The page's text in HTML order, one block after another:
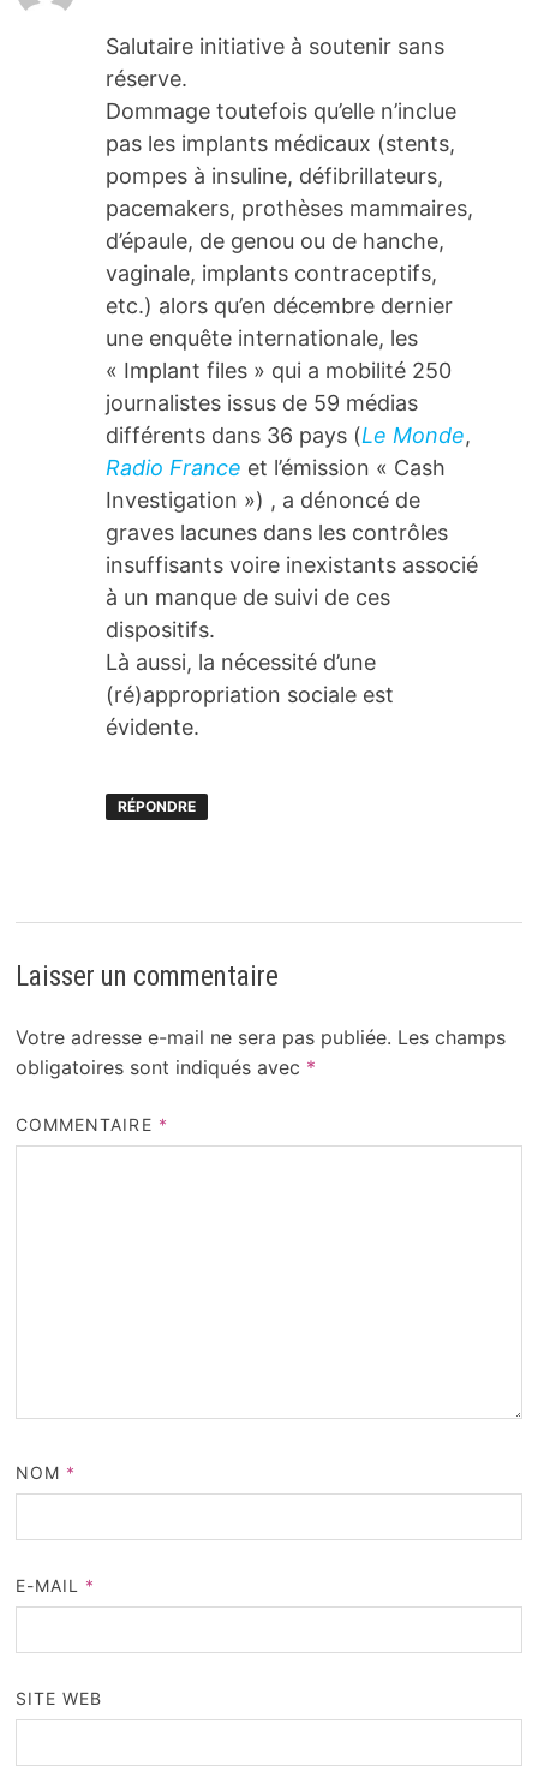
Salutaire initiative à soutenir sans
réserve.
Dommage toutefois qu’elle n’inclue
pas les implants médicaux (stents,
pompes à insuline, défibrillateurs,
pacemakers, prothèses mammaires,
d’épaule, de genou ou de hanche,
vaginale, implants contraceptifs,
etc.) alors qu’en décembre dernier
une enquête internationale, les
« Implant files » qui a mobilité 250
journalistes issus de 59 médias
différents dans 36 pays (Le Monde,
Radio France et l’émission « Cash
Investigation ») , a dénoncé de
graves lacunes dans les contrôles
insuffisants voire inexistants associé
à un manque de suivi de ces
dispositifs.
Là aussi, la nécessité d’une
(ré)appropriation sociale est
évidente.
RÉPONDRE
Laisser un commentaire
Votre adresse e-mail ne sera pas publiée. Les champs
obligatoires sont indiqués avec *
COMMENTAIRE *
NOM *
E-MAIL *
SITE WEB